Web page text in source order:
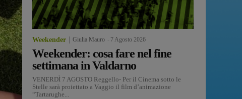
Weekender Giulia Mauro 7 Agosto 2026
Weekender: cosa fare nel fine
settimana in Valdarno
VENERDÌ 7 AGOSTO Reggello- Per il Cinema sotto le
Stelle sarà proiettato a Vaggio il film d’animazione
“Tartarughe...